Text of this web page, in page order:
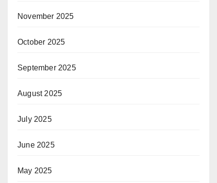
November 2025
October 2025
September 2025
August 2025
July 2025
June 2025
May 2025